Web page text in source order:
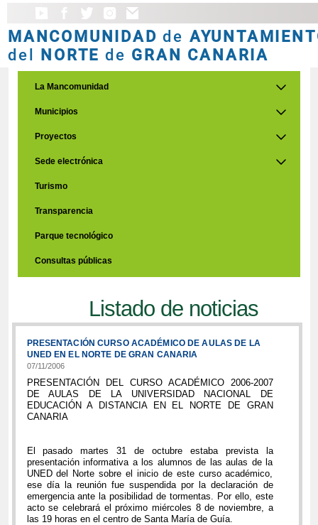
MANCOMUNIDAD de
del NORTE de GRAN CANARIA
La Mancomunidad
Municipios
Proyectos
Sede electrónica
Turismo
Transparencia
Parque tecnológico
Consultas públicas
Listado de noticias
PRESENTACIÓN CURSO ACADÉMICO DE AULAS DE LA
UNED EN EL NORTE DE GRAN CANARIA
07/11/2006
PRESENTACIÓN DEL CURSO ACADÉMICO 2006-2007
DE AULAS DE LA UNIVERSIDAD NACIONAL DE
EDUCACIÓN A DISTANCIA EN EL NORTE DE GRAN
CANARIA
El pasado martes 31 de octubre estaba prevista la
presentación informativa a los alumnos de las aulas de la
UNED del Norte sobre el inicio de este curso académico,
ese día la reunión fue suspendida por la declaración de
emergencia ante la posibilidad de tormentas. Por ello, este
acto se celebrará el próximo miércoles 8 de noviembre, a
las 19 horas en el centro de Santa María de Guía.